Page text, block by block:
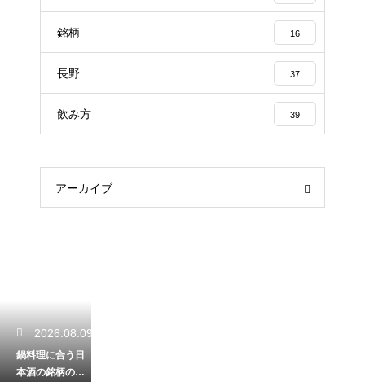
銘柄 16
長野 37
飲み方 39
アーカイブ
2026.08.09
鍋料理に合う日
本酒の銘柄の選